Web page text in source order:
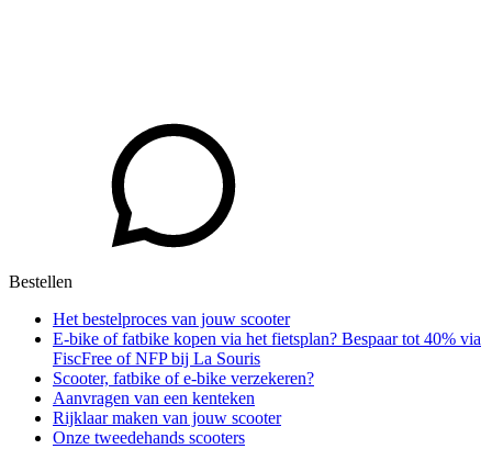
Bestellen
Het bestelproces van jouw scooter
E-bike of fatbike kopen via het fietsplan? Bespaar tot 40% via
FiscFree of NFP bij La Souris
Scooter, fatbike of e-bike verzekeren?
Aanvragen van een kenteken
Rijklaar maken van jouw scooter
Onze tweedehands scooters